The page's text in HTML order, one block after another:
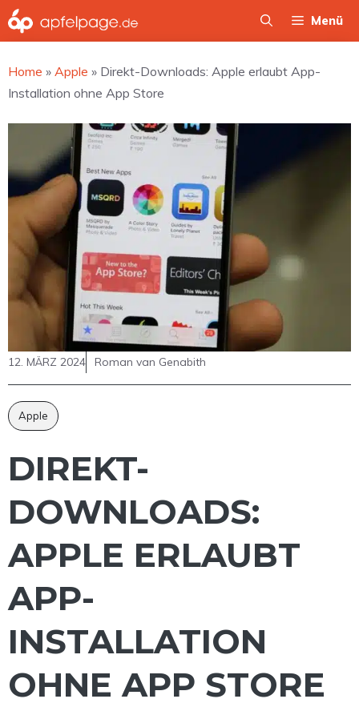
Zum
Inhalt
Menü
Home » Apple » Direkt-Downloads: Apple erlaubt App-
Installation ohne App Store
12. MÄRZ 2024 Roman van Genabith
Apple
DIREKT-
DOWNLOADS:
APPLE ERLAUBT
APP-
INSTALLATION
OHNE APP STORE